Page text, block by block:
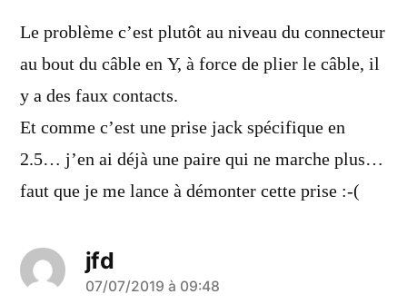
Le problème c’est plutôt au niveau du connecteur
au bout du câble en Y, à force de plier le câble, il
y a des faux contacts.
Et comme c’est une prise jack spécifique en
2.5… j’en ai déjà une paire qui ne marche plus…
faut que je me lance à démonter cette prise :-(
jfd
a
07/07/2019 à 09:48